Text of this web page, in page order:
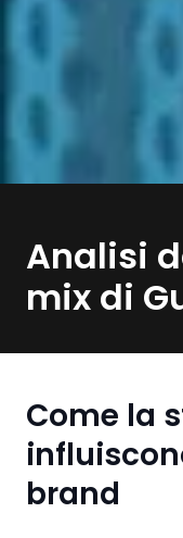
Analisi
mix di
Come la
brand